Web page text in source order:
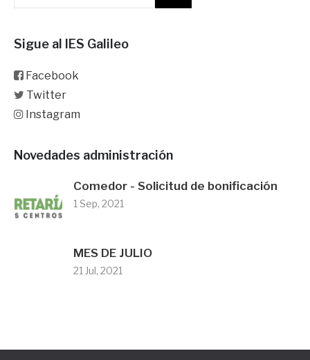
Sigue al IES Galileo
Facebook
Twitter
Instagram
Novedades administración
Comedor - Solicitud de bonificación
1 Sep, 2021
MES DE JULIO
21 Jul, 2021